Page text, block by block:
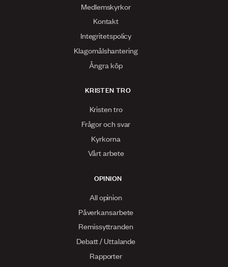
Medlemskyrkor
Kontakt
Integritetspolicy
Klagomålshantering
Ångra köp
KRISTEN TRO
Kristen tro
Frågor och svar
Kyrkorna
Vårt arbete
OPINION
All opinion
Påverkansarbete
Remissyttranden
Debatt / Uttalande
Rapporter